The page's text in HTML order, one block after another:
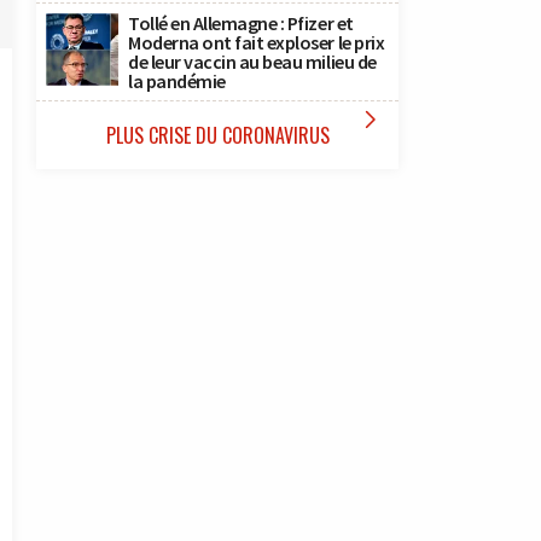
Tollé en Allemagne : Pfizer et
Moderna ont fait exploser le prix
de leur vaccin au beau milieu de
la pandémie
PLUS CRISE DU CORONAVIRUS 